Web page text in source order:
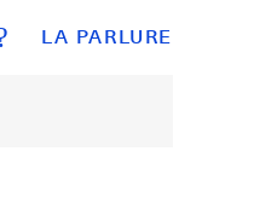
LA PARLURE